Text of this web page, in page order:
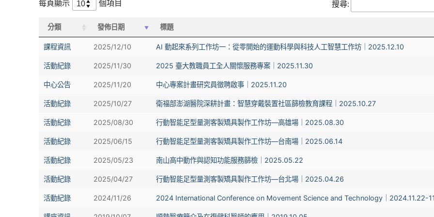
每頁顯示 個項目 搜尋:
分類 發佈日期 標題
課程資訊 2025/12/10 AI 動起來系列工作坊一：從零開始的運動科學與科技人工智慧工作坊｜2025.12.10
活動紀錄 2025/11/30 2025 臺大教職員工全人關懷服務專案｜2025.11.30
中心公告 2025/11/20 中心專案計畫研究員徵聘啟事｜2025.11.20
活動紀錄 2025/10/27 衛福部澎湖醫院深耕計畫：智慧穿戴裝置社區篩檢教育課程｜2025.10.27
活動紀錄 2025/08/30 行動智能足型量測客製矯具製作工作坊—高雄場｜2025.08.30
活動紀錄 2025/06/15 行動智能足型量測客製矯具製作工作坊—台南場｜2025.06.14
活動紀錄 2025/05/23 南山高中動作與認知功能服務篩檢｜2025.05.22
活動紀錄 2025/04/27 行動智能足型量測客製矯具製作工作坊—台北場｜2025.04.26
活動紀錄 2024/11/26 2024 International Conference on Movement Science and Technology｜2024.11.22-